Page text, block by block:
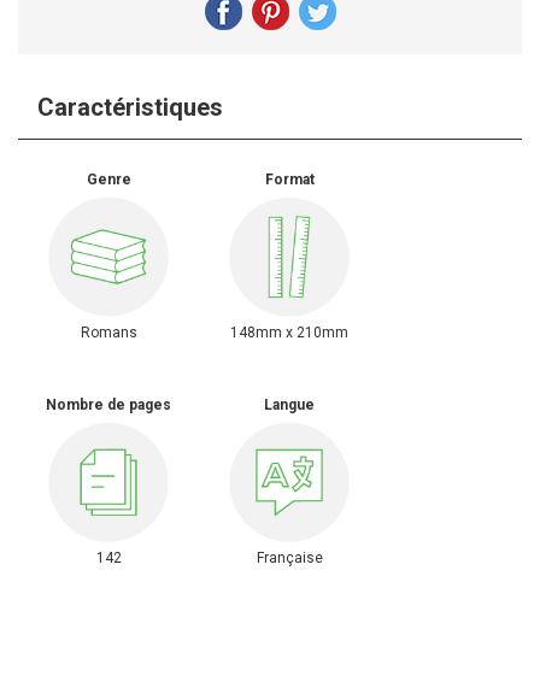
Caractéristiques
Genre
Romans
Format
148mm x 210mm
Nombre de pages
142
Langue
Française